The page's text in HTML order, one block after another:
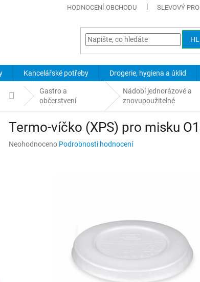
HODNOCENÍ OBCHODU SLEVOVÝ
Kancelářské potřeby Drogerie, hygiena a úklid
Domů
Gastro a
občerstvení
Nádobí jednorázové a
znovupoužitelné
Termo-víčko (XPS) pro misku
Průměrné
Neohodnoceno Podrobnosti hodnocení